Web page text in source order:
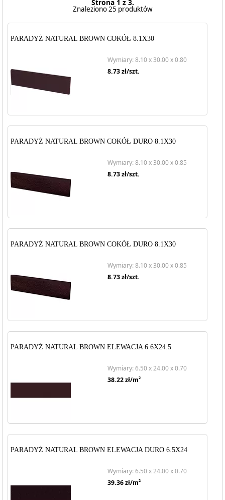
Strona 1 z 3.
Znaleziono 25 produktów
PARADYŻ NATURAL BROWN COKÓŁ 8.1X30
Wymiary: 8.10 x 30.00 x 0.80
8.73zł/szt.
PARADYŻ NATURAL BROWN COKÓŁ DURO 8.1X30
Wymiary: 8.10 x 30.00 x 0.85
8.73zł/szt.
PARADYŻ NATURAL BROWN COKÓŁ DURO 8.1X30
Wymiary: 8.10 x 30.00 x 0.85
8.73zł/szt.
PARADYŻ NATURAL BROWN ELEWACJA 6.6X24.5
Wymiary: 6.50 x 24.00 x 0.70
38.22zł/m2
PARADYŻ NATURAL BROWN ELEWACJA DURO 6.5X24
Wymiary: 6.50 x 24.00 x 0.70
39.36zł/m2